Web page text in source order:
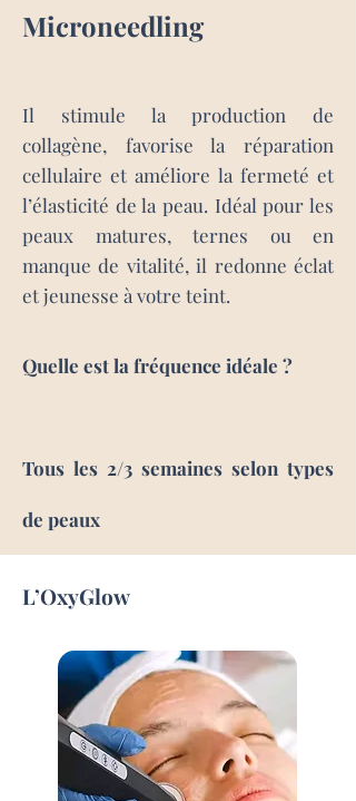
Microneedling
Il stimule la production de
collagène, favorise la réparation
cellulaire et améliore la fermeté et
l’élasticité de la peau. Idéal pour les
peaux matures, ternes ou en
manque de vitalité, il redonne éclat
et jeunesse à votre teint.
Quelle est la fréquence idéale ?
Tous les 2/3 semaines selon types
de peaux
L’OxyGlow